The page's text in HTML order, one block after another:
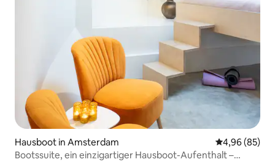
Hausboot in Amsterdam
4,96 (85)
Bootssuite, ein einzigartiger Hausboot-Aufenthalt –